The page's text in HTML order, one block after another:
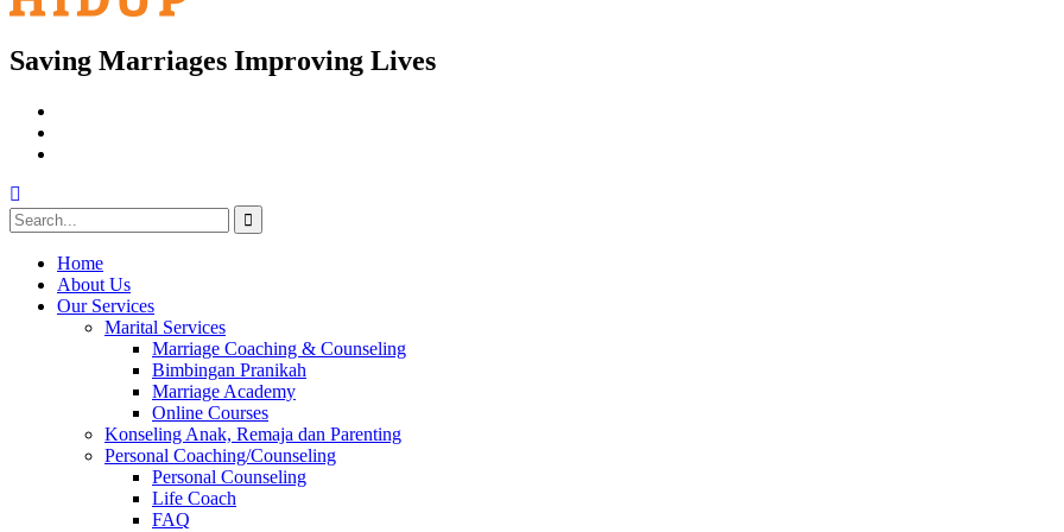
Saving Marriages Improving Lives
Search
for:
Home
About Us
Our Services
Marital Services
Marriage Coaching & Counseling
Bimbingan Pranikah
Marriage Academy
Online Courses
Konseling Anak, Remaja dan Parenting
Personal Coaching/Counseling
Personal Counseling
Life Coach
FAQ